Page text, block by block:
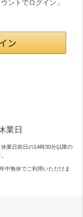
ントでログイン」
業日
業日前日の14時30分以降の
中無休でご利用いただけま